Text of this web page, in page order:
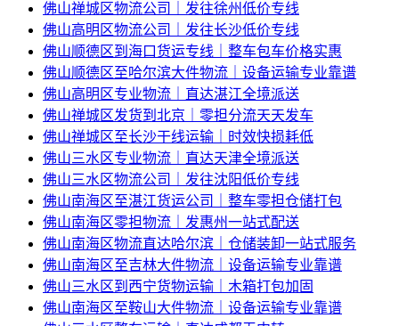
佛山禅城区物流公司｜发往徐州低价专线
佛山高明区物流公司｜发往长沙低价专线
佛山顺德区到海口货运专线｜整车包车价格实惠
佛山顺德区至哈尔滨大件物流｜设备运输专业靠谱
佛山高明区专业物流｜直达湛江全境派送
佛山禅城区发货到北京｜零担分流天天发车
佛山禅城区至长沙干线运输｜时效快损耗低
佛山三水区专业物流｜直达天津全境派送
佛山三水区物流公司｜发往沈阳低价专线
佛山南海区至湛江货运公司｜整车零担仓储打包
佛山南海区零担物流｜发惠州一站式配送
佛山南海区物流直达哈尔滨｜仓储装卸一站式服务
佛山南海区至吉林大件物流｜设备运输专业靠谱
佛山三水区到西宁货物运输｜木箱打包加固
佛山南海区至鞍山大件物流｜设备运输专业靠谱